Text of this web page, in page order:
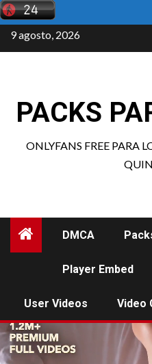
Saltar
al
contenido
9 agosto, 2026
PACKS
ONLYFANS FREE PARA
DMCA
Player Embed
User Videos Video